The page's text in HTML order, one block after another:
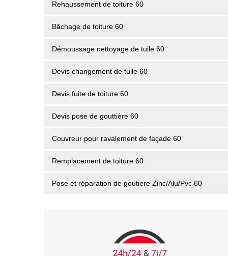
Rehaussement de toiture 60
Bâchage de toiture 60
Démoussage nettoyage de tuile 60
Devis changement de tuile 60
Devis fuite de toiture 60
Devis pose de gouttière 60
Couvreur pour ravalement de façade 60
Remplacement de toiture 60
Pose et réparation de goutiere Zinc/Alu/Pvc 60